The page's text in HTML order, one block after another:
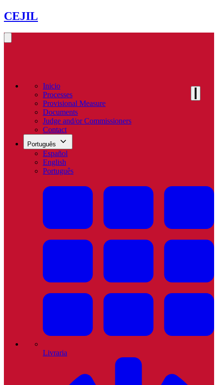
CEJIL
Inicio
Processes
Provisional Measure
Documents
Judge and/or Commissioners
Contact
Português
Español
English
Português
Livraria